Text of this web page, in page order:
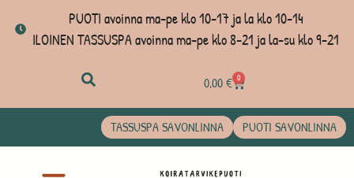
PUOTI avoinna ma-pe klo 10-17 ja la klo 10-14
ILOINEN TASSUSPA avoinna ma-pe klo 8-21 ja la-su klo 9-21
0,00€ 0
TASSUSPA SAVONLINNA PUOTI SAVONLINNA